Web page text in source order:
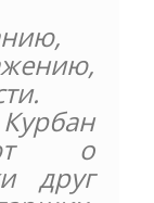
о
друг